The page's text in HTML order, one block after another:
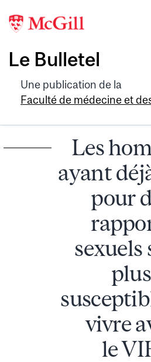
Le Bulletel
Une publication de la
Faculté de médecine et
Les
ayant
pour
sexuels
plus
vivre
le